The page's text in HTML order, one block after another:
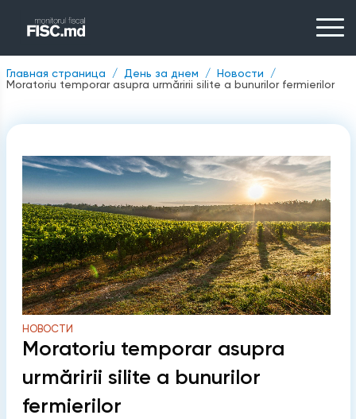
Главная страница День за днем
Новости
Moratoriu temporar asupra urmăririi silite a bunurilor fermierilor
НОВОСТИ
Moratoriu temporar asupra
urmăririi silite a bunurilor
fermierilor